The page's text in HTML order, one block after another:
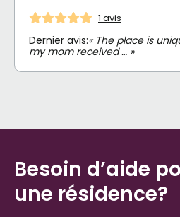
1 avis
Dernier avis:« The place is
my mom received … »
Besoin d’aide
une résidence?